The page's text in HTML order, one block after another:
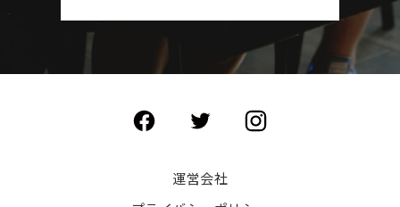
運営会社